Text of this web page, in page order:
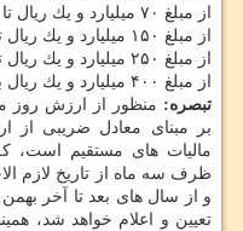
از مبلغ ۷۰ میلیارد و یك ریال تا ۱۵۰ میلیارد ریال دو در هزار
از مبلغ ۱۵۰ میلیارد و یك ریال تا ۲۵۰ میلیارد ریال سه در هزار
از مبلغ ۲۵۰ میلیارد و یك ریال تا ۴۰۰ میلیارد ریال چهار در هزار
از مبلغ ۴۰۰ میلیارد و یك ریال به بالا پنج در هزار
تبصره: منظور از ارزش روز
مالیات های مستقیم است،
ظرف سه ماه از تاریخ لازم
و از سال های بعد تا آخر
تعیین و اعلام خواهد شد،